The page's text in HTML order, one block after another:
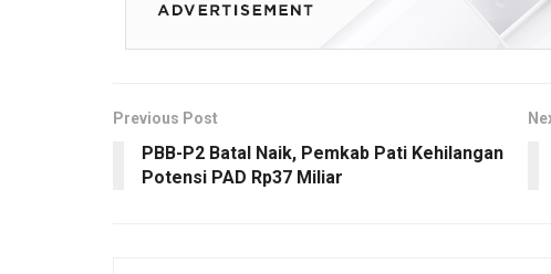
Previous Post
PBB-P2 Batal Naik, Pemkab Pati Kehilangan
Potensi PAD Rp37 Miliar